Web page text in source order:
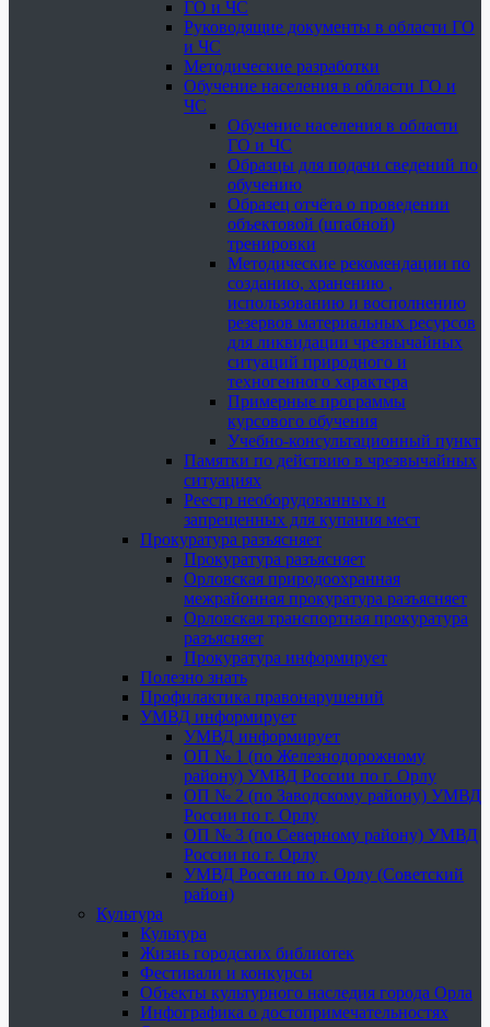
ГО и ЧС
Руководящие документы в области ГО
и ЧС
Методические разработки
Обучение населения в области ГО и
ЧС
Обучение населения в области
ГО и ЧС
Образцы для подачи сведений по
обучению
Образец отчёта о проведении
объектовой (штабной)
тренировки
Методические рекомендации по
созданию, хранению ,
использованию и восполнению
резервов материальных ресурсов
для ликвидации чрезвычайных
ситуаций природного и
техногенного характера
Примерные программы
курсового обучения
Учебно-консультационный пункт
Памятки по действию в чрезвычайных
ситуациях
Реестр необорудованных и
запрещенных для купания мест
Прокуратура разъясняет
Прокуратура разъясняет
Орловская природоохранная
межрайонная прокуратура разъясняет
Орловская транспортная прокуратура
разъясняет
Прокуратура информирует
Полезно знать
Профилактика правонарушений
УМВД информирует
УМВД информирует
ОП № 1 (по Железнодорожному
району) УМВД России по г. Орлу
ОП № 2 (по Заводскому району) УМВД
России по г. Орлу
ОП № 3 (по Северному району) УМВД
России по г. Орлу
УМВД России по г. Орлу (Советский
район)
Культура
Культура
Жизнь городских библиотек
Фестивали и конкурсы
Объекты культурного наследия города Орла
Инфографика о достопримечательностях